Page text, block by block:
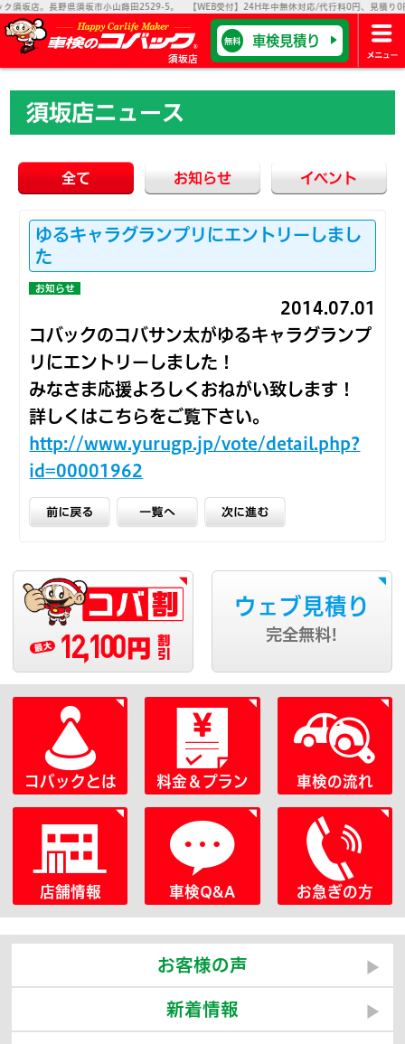
坂店。長野県須坂市小山蒔田2529-5。 【WEB受付】24H年中無休対応/代行料0円、見積り0円
須坂店
無料 車検見積り
須坂店ニュース
全て お知らせ イベント
ゆるキャラグランプリにエントリーしまし
た
お知らせ
2014.07.01
コバックのコバサン太がゆるキャラグランプ
リにエントリーしました！
みなさま応援よろしくおねがい致します！
詳しくはこちらをご覧下さい。
http://www.yurugp.jp/vote/detail.php?
id=00001962
12,100 円
ウェブ見積り
完全無料!
コバックとは 料金＆プラン 車検の流れ
店舗情報 車検Q&A お急ぎの方
お客様の声
新着情報